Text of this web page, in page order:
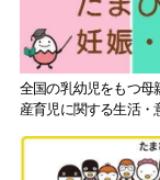
全国の乳幼児をもつ母
産育児に関する生活・